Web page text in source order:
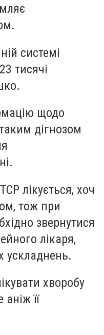
системі
тисячі
щодо
дігнозом
лікується, хоч
тож при
звернутися
лікаря,
ускладнень.
хворобу
її